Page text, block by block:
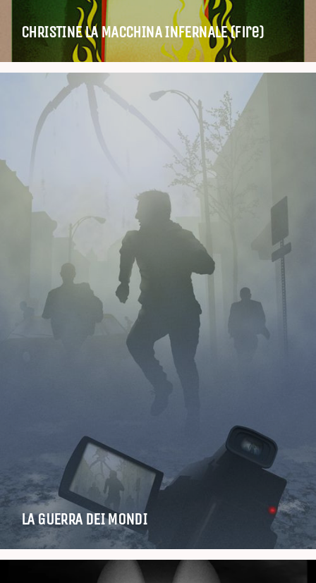
CHRISTINE LA MACCHINA INFERNALE (fire)
LA GUERRA DEI MONDI